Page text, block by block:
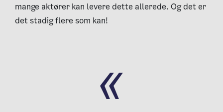
mange aktører kan levere dette allerede. Og det er
det stadig flere som kan!